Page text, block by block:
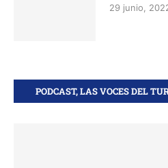
29 junio,
PODCAST, LAS VOCES DEL